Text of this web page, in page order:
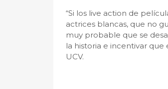
“Si los live action de
actrices blancas, que no
muy probable que se
la historia e incentivar que
UCV.